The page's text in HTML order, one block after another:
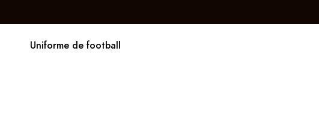
Uniforme de football